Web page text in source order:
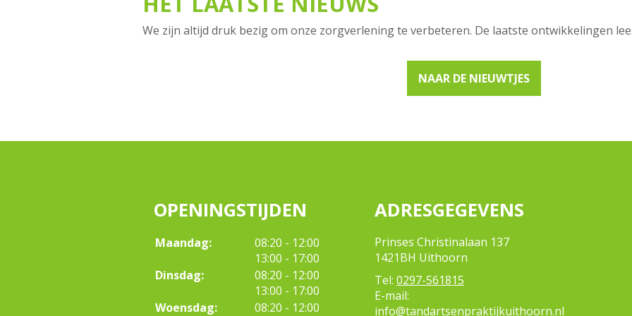
We zijn altijd druk bezig om onze zorgverlening te verbeteren. De laatste ontwikkelingen
NAAR DE NIEUWTJES
OPENINGSTIJDEN
Maandag: 08:20 tot
- 12:00
13:00 tot
- 17:00
Dinsdag:
08:20 tot
- 12:00
13:00 tot
- 17:00
Woensdag:
08:20 tot
- 12:00
ADRESGEGEVENS
Prinses Christinalaan 137
1421BH Uithoorn
Tel:0297-561815
E-mail:
info@tandartsenpraktijkuithoorn.nl